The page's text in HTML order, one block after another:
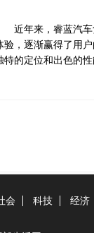
近年来，睿蓝汽
验，逐渐赢得了用
特的定位和出色的
会 科技 经济